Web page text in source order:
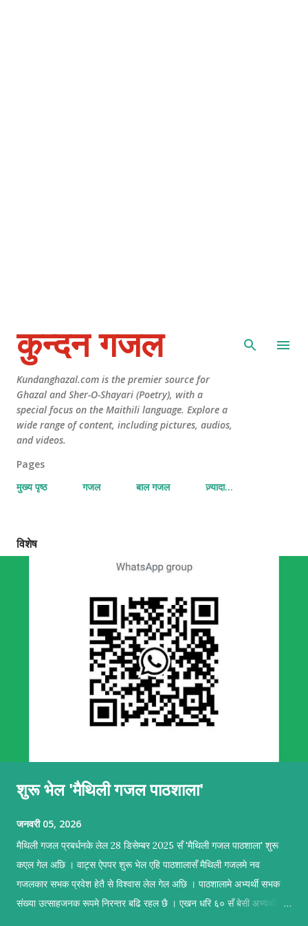
कुन्दन गजल
Kundanghazal.com is the premier source for
Ghazal and Sher-O-Shayari (Poetry), with a
special focus on the Maithili language. Explore a
wide range of content, including pictures, audios,
and videos.
Pages
मुख्य पृष्ठ
गजल बाल गजल ज़्यादा…
विशेष
शुरू भेल 'मैथिली गजल पाठशाला'
जनवरी 05, 2026
मैथिली गजल प्रबर्धनके लेल 28 डिसेम्बर 2025 सँ 'मैथिली गजल पाठशाला' शुरू
कएल गेल अछि । वाट्स ऐपपर शुरू भेल एहि पाठशालासँ मैथिली गजलमे नव
गजलकार सभक प्रवेश हेतै से विश्वास लेल गेल अछि । पाठशालामे अभ्यर्थी सभक
संख्या उत्साहजनक रूपमे निरन्तर बढि रहल छै । एखन धरि ६० सँ बेसी अभ्यर्थी सब